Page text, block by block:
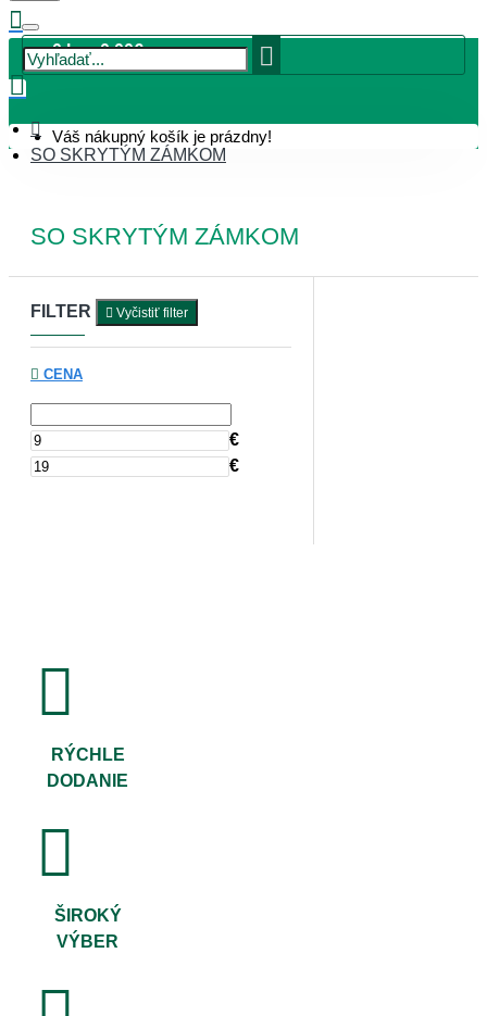
0 ks - 0,00€
Váš nákupný košík je prázdny!
SO SKRYTÝM ZÁMKOM
SO SKRYTÝM ZÁMKOM
FILTER Vyčistiť filter
CENA
€
€
RÝCHLE
DODANIE
ŠIROKÝ
VÝBER